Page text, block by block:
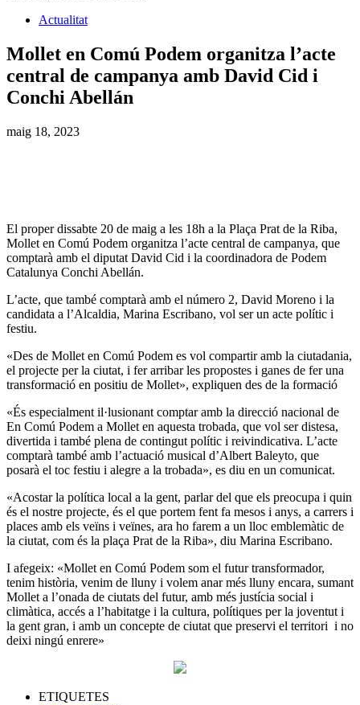
Actualitat
Mollet en Comú Podem organitza l’acte
central de campanya amb David Cid i
Conchi Abellán
maig 18, 2023
El proper dissabte 20 de maig a les 18h a la Plaça Prat de la Riba,
Mollet en Comú Podem organitza l’acte central de campanya, que
comptarà amb el diputat David Cid i la coordinadora de Podem
Catalunya Conchi Abellán.
L’acte, que també comptarà amb el número 2, David Moreno i la
candidata a l’Alcaldia, Marina Escribano, vol ser un acte polític i
festiu.
«Des de Mollet en Comú Podem es vol compartir amb la ciutadania,
el projecte per la ciutat, i fer arribar les propostes i ganes de fer una
transformació en positiu de Mollet», expliquen des de la formació
«És especialment il·lusionant comptar amb la direcció nacional de
En Comú Podem a Mollet en aquesta trobada, que vol ser distesa,
divertida i també plena de contingut polític i reivindicativa. L’acte
comptarà també amb l’actuació musical d’Albert Baleyto, que
posarà el toc festiu i alegre a la trobada», es diu en un comunicat.
«Acostar la política local a la gent, parlar del que els preocupa i quin
és el nostre projecte, és el que portem fent fa mesos i anys, a carrers i
places amb els veïns i veïnes, ara ho farem a un lloc emblemàtic de
la ciutat, com és la plaça Prat de la Riba», diu Marina Escribano.
I afegeix: «Mollet en Comú Podem som el futur transformador,
tenim història, venim de lluny i volem anar més lluny encara, sumant
Mollet a l’onada de ciutats del futur, amb més justícia social i
climàtica, accés a l’habitatge i la cultura, polítiques per la joventut i
la gent gran, i amb un concepte de ciutat que preservi el territori i no
deixi ningú enrere»
ETIQUETES